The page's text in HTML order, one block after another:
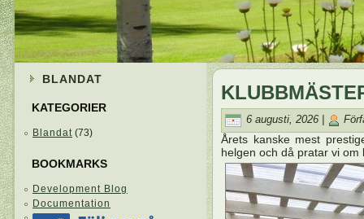
BLANDAT
KATEGORIER
Blandat (73)
BOOKMARKS
Development Blog
Documentation
6 augusti, 2026 |
Årets kanske mest
helgen och då pratar vi om